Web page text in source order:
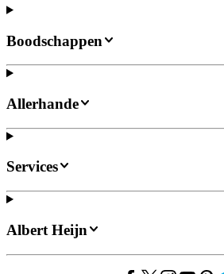
Boodschappen
Allerhande
Services
Albert Heijn